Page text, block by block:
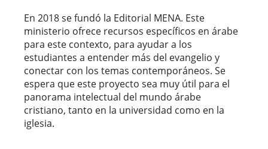
En 2018 se fundó la Editorial MENA. Este
ministerio ofrece recursos específicos en árabe
para este contexto, para ayudar a los
estudiantes a entender más del evangelio y
conectar con los temas contemporáneos. Se
espera que este proyecto sea muy útil para el
panorama intelectual del mundo árabe
cristiano, tanto en la universidad como en la
iglesia.